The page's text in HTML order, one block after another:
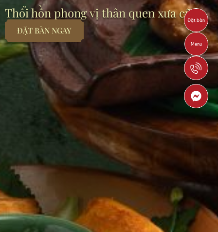
Đặt bàn
Menu
Thổi hồn phong vị thân quen xưa cũ…
ĐẶT BÀN NGAY